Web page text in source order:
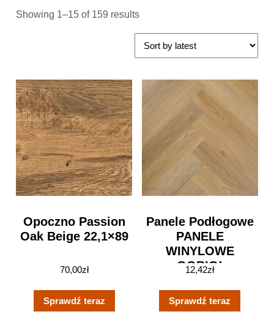
Showing 1–15 of 159 results
Opoczno Passion
Oak Beige 22,1×89
70,00zł
Sprawdź teraz
Panele Podłogowe
PANELE
WINYLOWE
GOBIG!
PERRY GB100301
AC5 5,5 MM
12,42zł
Sprawdź teraz